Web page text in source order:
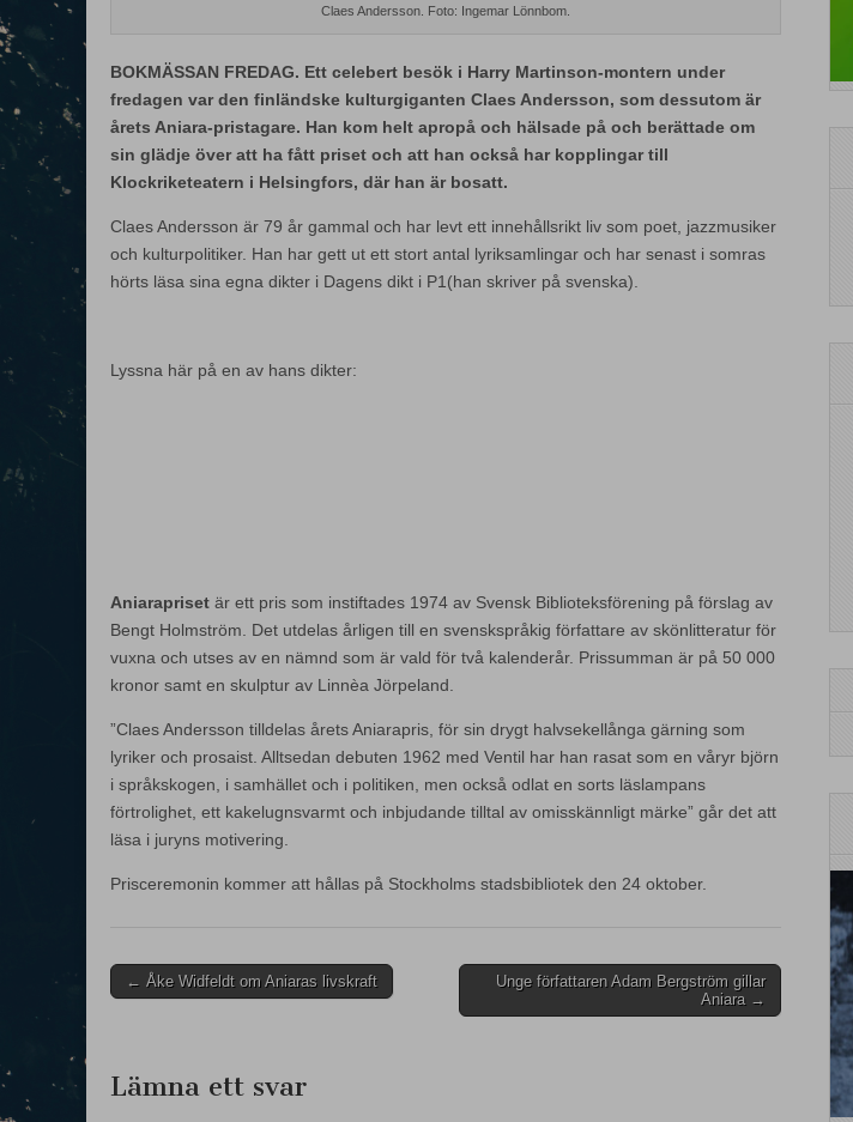
Claes Andersson. Foto: Ingemar Lönnbom.
BOKMÄSSAN FREDAG. Ett celebert besök i Harry Martinson-montern under
fredagen var den finländske kulturgiganten Claes Andersson, som dessutom är
årets Aniara-pristagare. Han kom helt apropå och hälsade på och berättade om
sin glädje över att ha fått priset och att han också har kopplingar till
Klockriketeatern i Helsingfors, där han är bosatt.
Claes Andersson är 79 år gammal och har levt ett innehållsrikt liv som poet, jazzmusiker
och kulturpolitiker. Han har gett ut ett stort antal lyriksamlingar och har senast i somras
hörts läsa sina egna dikter i Dagens dikt i P1(han skriver på svenska).
Lyssna här på en av hans dikter:
Aniarapriset är ett pris som instiftades 1974 av Svensk Biblioteksförening på förslag av
Bengt Holmström. Det utdelas årligen till en svenskspråkig författare av skönlitteratur för
vuxna och utses av en nämnd som är vald för två kalenderår. Prissumman är på 50 000
kronor samt en skulptur av Linnèa Jörpeland.
”Claes Andersson tilldelas årets Aniarapris, för sin drygt halvsekellånga gärning som
lyriker och prosaist. Alltsedan debuten 1962 med Ventil har han rasat som en våryr björn
i språkskogen, i samhället och i politiken, men också odlat en sorts läslampans
förtrolighet, ett kakelugnsvarmt och inbjudande tilltal av omisskännligt märke” går det att
läsa i juryns motivering.
Prisceremonin kommer att hållas på Stockholms stadsbibliotek den 24 oktober.
Post← Åke Widfeldt om Aniaras livskraft
Unge författaren Adam Bergström gillar
Aniara →
Lämna ett svar